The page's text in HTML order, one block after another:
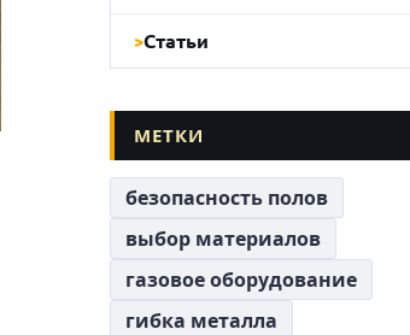
Статьи
МЕТКИ
безопасность полов
выбор материалов
газовое оборудование
гибка металла